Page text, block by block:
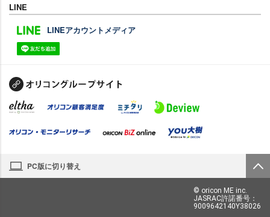
LINE
LINEアカウントメディア
PC版に切り替え
© oricon ME inc.
JASRAC許諾番号：
9009642140Y38026